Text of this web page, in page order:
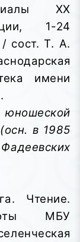
XX
1-24
сост. Т. А.
имени
юношеской
в 1985
Чтение.
МБУ